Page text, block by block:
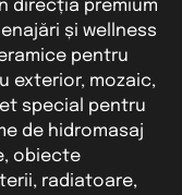
domeniul
pentru
de
standarde.
direcția premium
și wellness
pentru
exterior, mozaic,
special pentru
de hidromasaj
obiecte
radiatoare,